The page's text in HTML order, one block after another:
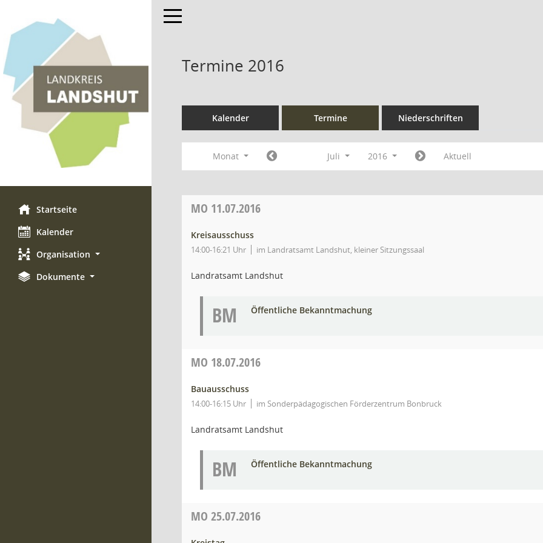
Startseite
Kalender
Organisation
Dokumente
Toggle navigation
Termine 2016
Kalender Termine Niederschriften
Monat Juli 2016 Aktuell
MO 11.07.2016
Kreisausschuss
14:00-16:21 Uhr im Landratsamt Landshut, kleiner Sitzungssaal
Landratsamt Landshut
BM Öffentliche Bekanntmachung
MO 18.07.2016
Bauausschuss
14:00-16:15 Uhr im Sonderpädagogischen Förderzentrum Bonbruck
Landratsamt Landshut
BM Öffentliche Bekanntmachung
MO 25.07.2016